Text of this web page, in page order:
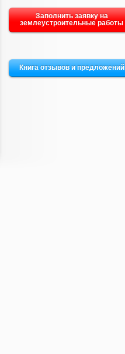
Заполнить заявку на
землеустроительные работы
Книга отзывов и предложений